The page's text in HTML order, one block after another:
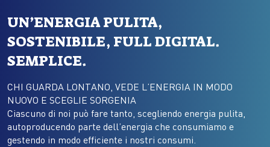
UN’ENERGIA PULITA,
SOSTENIBILE, FULL DIGITAL.
SEMPLICE.
CHI GUARDA LONTANO, VEDE L’ENERGIA IN MODO
NUOVO E SCEGLIE SORGENIA
Ciascuno di noi può fare tanto, scegliendo energia pulita,
autoproducendo parte dell’energia che consumiamo e
gestendo in modo efficiente i nostri consumi.